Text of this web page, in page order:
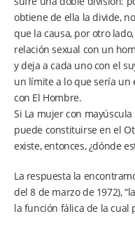
obtiene de ella la divide,
que la causa, por otro
relación sexual con un
y deja a cada uno con el
un límite a lo que sería
con El Hombre.
Si La mujer con
puede constituirse en el
existe, entonces, ¿dónde
La respuesta la
del 8 de marzo de 1972),
la función fálica de la cual